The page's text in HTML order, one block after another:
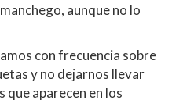
aunque no lo
con frecuencia sobre
y no dejarnos llevar
que aparecen en los